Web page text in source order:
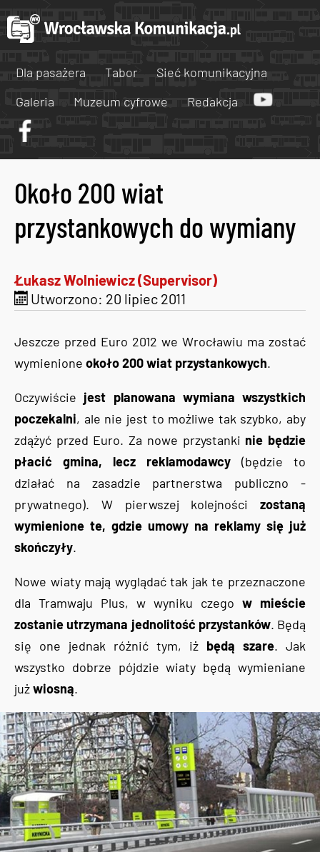
Dla pasażera Tabor
Sieć komunikacyjna
Galeria
Muzeum cyfrowe Redakcja
Około 200 wiat
przystankowych do wymiany
Łukasz Wolniewicz (Supervisor)
Utworzono: 20 lipiec 2011
Jeszcze przed Euro 2012 we Wrocławiu ma zostać
wymienione około 200 wiat przystankowych.
Oczywiście jest planowana wymiana wszystkich
poczekalni, ale nie jest to możliwe tak szybko, aby
zdążyć przed Euro. Za nowe przystanki nie będzie
płacić gmina, lecz reklamodawcy (będzie to
działać na zasadzie partnerstwa publiczno -
prywatnego). W pierwszej kolejności zostaną
wymienione te, gdzie umowy na reklamy się już
skończyły.
Nowe wiaty mają wyglądać tak jak te przeznaczone
dla Tramwaju Plus, w wyniku czego w mieście
zostanie utrzymana jednolitość przystanków. Będą
się one jednak różnić tym, iż będą szare. Jak
wszystko dobrze pójdzie wiaty będą wymieniane
jużwiosną.